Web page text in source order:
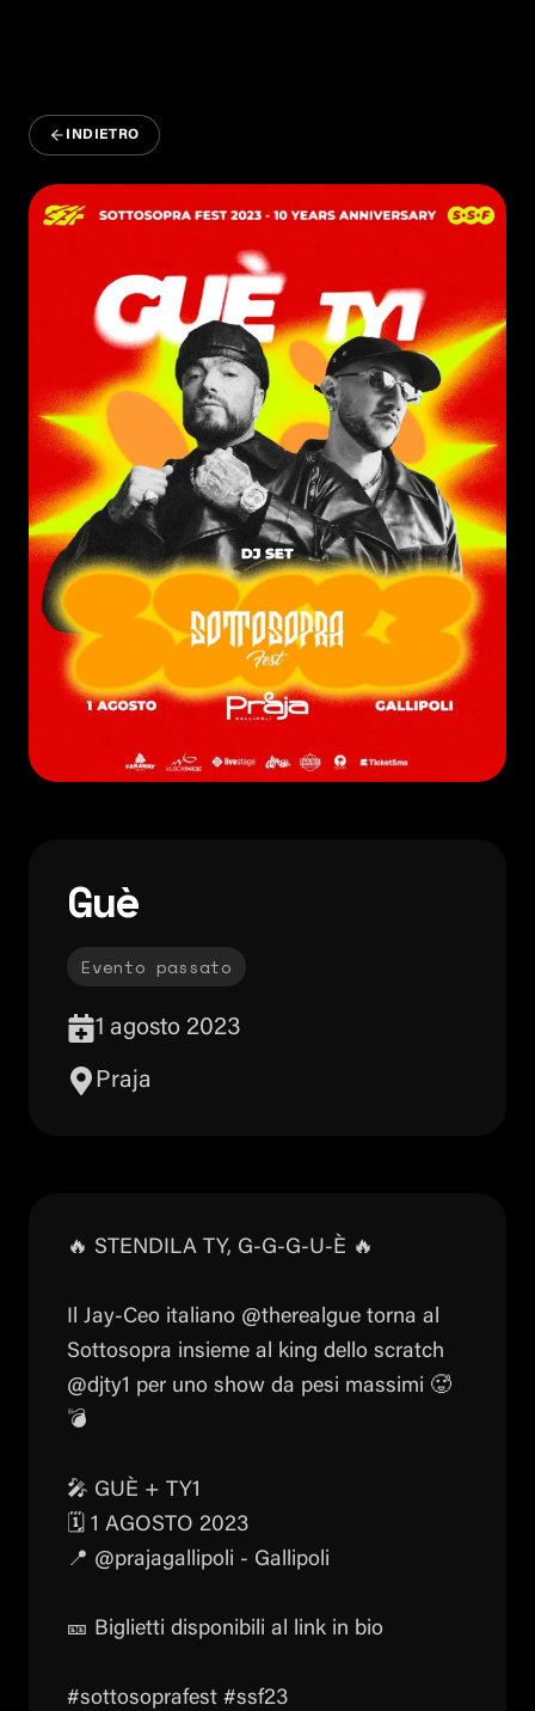
INDIETRO
Guè
Evento passato
1 agosto 2023
Praja
🔥 STENDILA TY, G-G-G-U-È 🔥
Il Jay-Ceo italiano @therealgue torna al
Sottosopra insieme al king dello scratch
@djty1 per uno show da pesi massimi 🥵
💣
🎤 GUÈ + TY1
🗓️ 1 AGOSTO 2023
📍 @prajagallipoli - Gallipoli
🎫 Biglietti disponibili al link in bio
#sottosoprafest #ssf23